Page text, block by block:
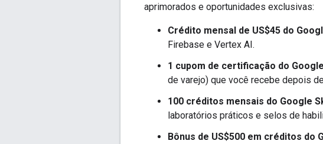
aprimorados e oportunidades exclusivas:
Crédito mensal de US$45 do
Firebase e Vertex AI.
1 cupom de certificação do
de varejo) que você recebe depois
100 créditos mensais do Google
laboratórios práticos e selos de
Bônus de US$500 em créditos do